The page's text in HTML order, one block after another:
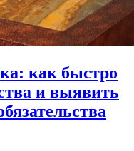
как быстро
и выявить